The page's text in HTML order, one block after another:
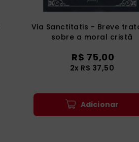
Via Sanctitatis - Breve
sobre a moral cristã
R$ 75,00
2x R$ 37,50
Adicionar